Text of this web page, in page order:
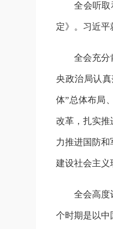
全会听取和
定》。习近平
全会充分肯
央政治局认
体”总体布局
改革，扎实
力推进国防
建设社会主义
全会高度评
个时期是以